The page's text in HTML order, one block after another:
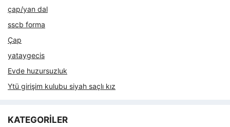
çap/yan dal
sscb forma
Çap
yataygecis
Evde huzursuzluk
Ytü girişim kulubu siyah saçlı kız
KATEGORİLER